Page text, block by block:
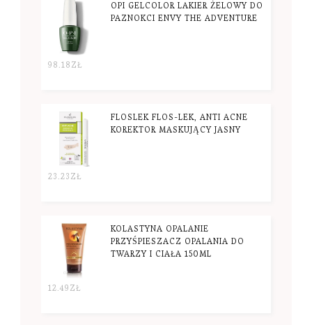
OPI GELCOLOR LAKIER ŻELOWY DO
PAZNOKCI ENVY THE ADVENTURE
98.18 ZŁ
FLOSLEK FLOS-LEK, ANTI ACNE
KOREKTOR MASKUJĄCY JASNY
23.23 ZŁ
KOLASTYNA OPALANIE
PRZYŚPIESZACZ OPALANIA DO
TWARZY I CIAŁA 150ML
12.49 ZŁ